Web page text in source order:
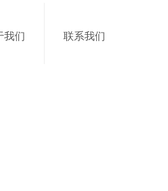
我们 联系我们